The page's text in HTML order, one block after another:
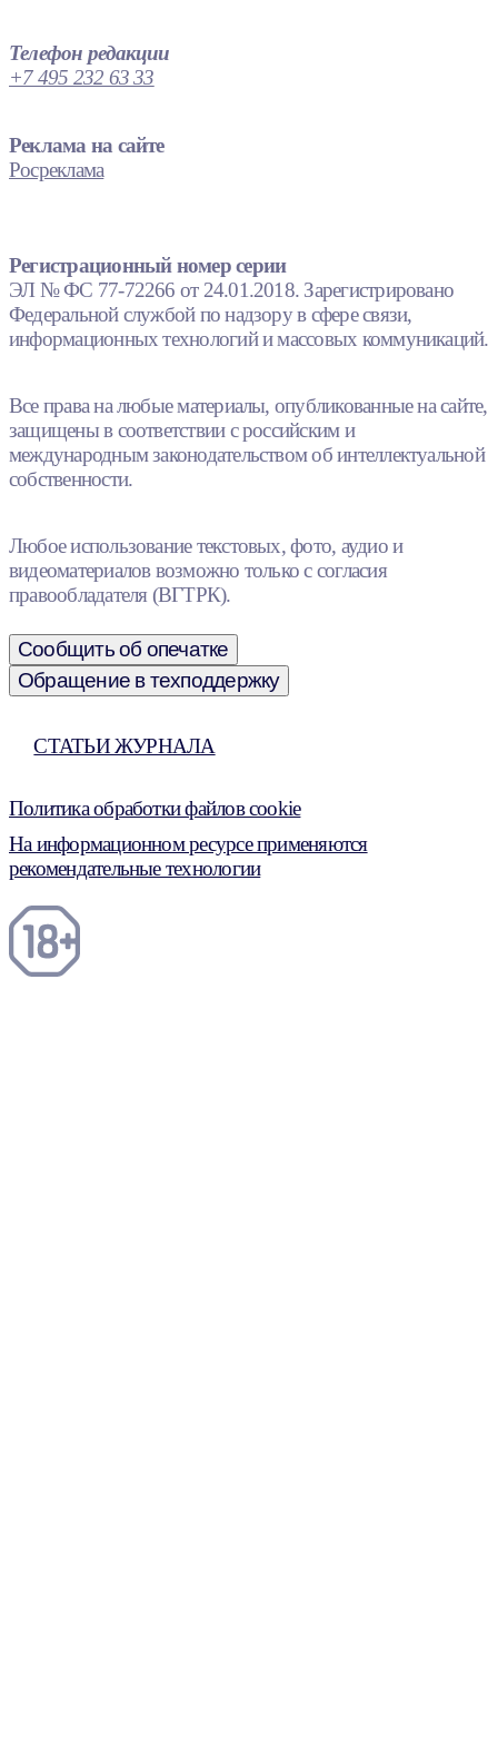
Телефон редакции
+7 495 232 63 33
Реклама на сайте
Росреклама
Регистрационный номер серии
ЭЛ № ФС 77-72266 от 24.01.2018. Зарегистрировано
Федеральной службой по надзору в сфере связи,
информационных технологий и массовых коммуникаций.
Все права на любые материалы, опубликованные на сайте,
защищены в соответствии с российским и
международным законодательством об интеллектуальной
собственности.
Любое использование текстовых, фото, аудио и
видеоматериалов возможно только с согласия
правообладателя (ВГТРК).
Сообщить об опечатке
Обращение в техподдержку
СТАТЬИ ЖУРНАЛА
Политика обработки файлов cookie
На информационном ресурсе применяются
рекомендательные технологии